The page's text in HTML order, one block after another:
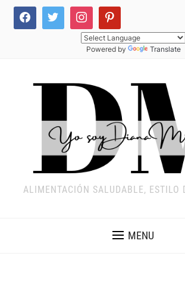
Powered by Translate
ALIMENTACIÓN SALUDABLE, ESTILO
MENU